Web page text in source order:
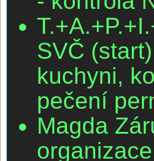
SVČ
kuchyni,
pečení
Magda